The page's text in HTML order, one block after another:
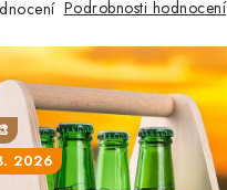
Podrobnosti hodnocení
2026